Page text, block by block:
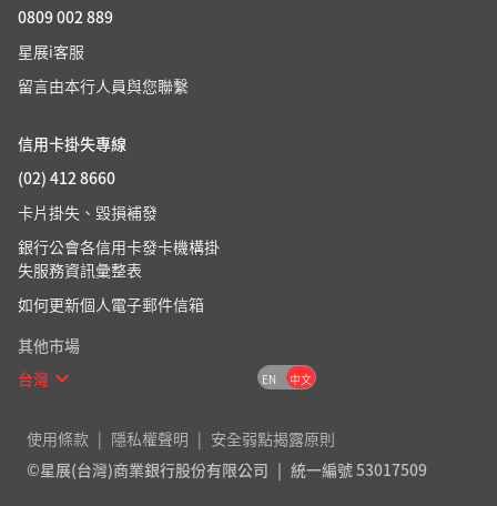
0809 002 889
星展i客服
留言由本行人員與您聯繫
信用卡掛失專線
(02) 412 8660
卡片掛失、毀損補發
銀行公會各信用卡發卡機構掛
失服務資訊彙整表
如何更新個人電子郵件信箱
其他市場
台灣
EN 中文
使用條款 隱私權聲明
安全弱點揭露原則
©星展(台灣)商業銀行股份有限公司
統一編號 53017509